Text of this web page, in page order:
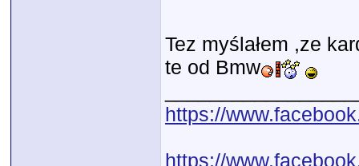
Tez myślałem ,ze
te od Bmw
https://
https://